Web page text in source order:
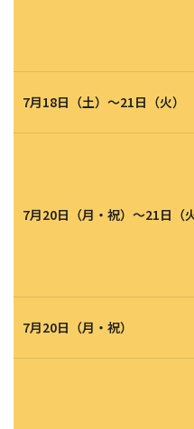
7月18日（土）～21日（火）
7月20日（月・祝）～21日（火
7月20日（月・祝）